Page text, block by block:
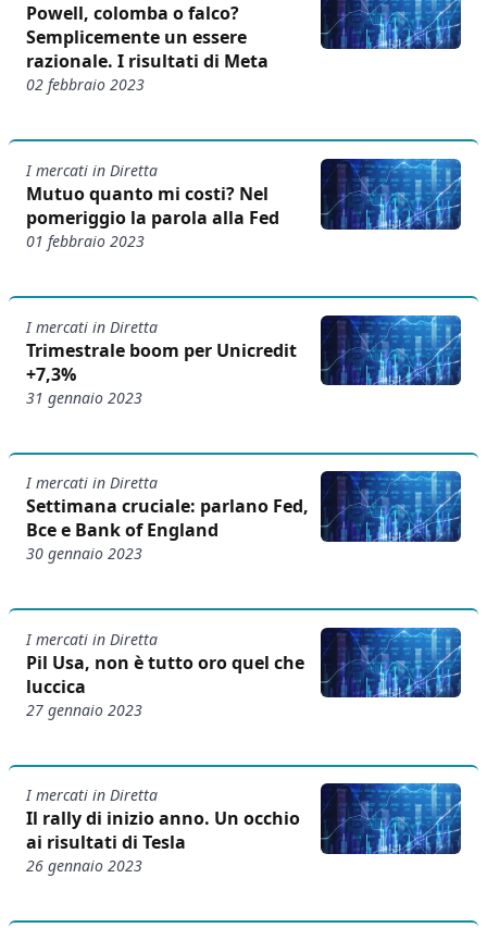
Powell, colomba o falco?
Semplicemente un essere
razionale. I risultati di Meta
02 febbraio 2023
I mercati in Diretta
Mutuo quanto mi costi? Nel
pomeriggio la parola alla Fed
01 febbraio 2023
I mercati in Diretta
Trimestrale boom per Unicredit
+7,3%
31 gennaio 2023
I mercati in Diretta
Settimana cruciale: parlano Fed,
Bce e Bank of England
30 gennaio 2023
I mercati in Diretta
Pil Usa, non è tutto oro quel che
luccica
27 gennaio 2023
I mercati in Diretta
Il rally di inizio anno. Un occhio
ai risultati di Tesla
26 gennaio 2023